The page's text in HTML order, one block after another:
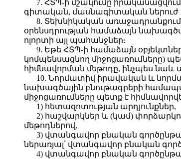
7. ՀՏՊ-ի մշակումը
գիտական, մասնագիտական ներուժ և
8. Տեխնիկական առաջադրանքում
օրենսդրության համաձայն
ոլորտի այլ պահանջներ։
9. Եթե ՀՏՊ-ի համաձայն
կոմպենսացնող միջոցառումները)
հիմնավորման մեթոդը, ինչպես
10. Նորմատիվ իրավական և
նախագծային բնութագրերի
միջոցառումները պետք է
1) հետազոտության արդյունքներ,
2) հաշվարկներ և (կամ)
մեթոդներով,
3) վտանգավոր բնական
ներառյալ՝ վտանգավոր բնական
4) վտանգավոր բնական